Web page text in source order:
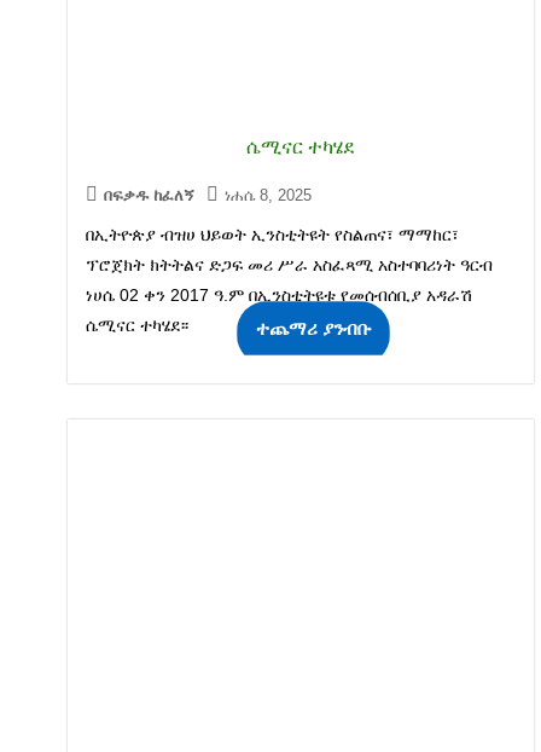
ሴሚናር ተካሄደ
በፍቃዱ ከፈለኝ ነሐሴ 8, 2025
በኢትዮጵያ ብዝሀ ህይወት ኢንስቲትዩት የስልጠና፣ ማማከር፣
ፕሮጀክት ክትትልና ድጋፍ መሪ ሥራ አስፈጻሚ አስተባባሪነት ዓርብ
ነሀሴ 02 ቀን 2017 ዓ.ም በኢንስቲትዩቱ የመሰብሰቢያ አዳራሽ
ሴሚናር ተካሄደ፡፡
ተጨማሪ ያንብቡ